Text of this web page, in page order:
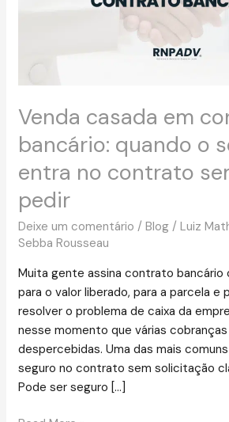
Venda casada em
bancário: quando o
entra no contrato
pedir
Deixe um comentário /Blog /Luiz
Sebba Rousseau
Muita gente assina contrato bancário
para o valor liberado, para a parcela e
resolver o problema de caixa da
nesse momento que várias
despercebidas. Uma das mais
seguro no contrato sem solicitação
Pode ser seguro […]
no
contrato
sem
o
pedir